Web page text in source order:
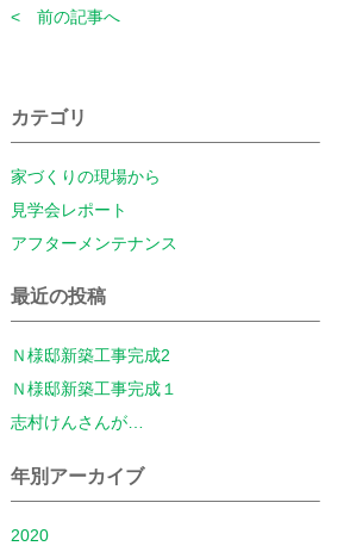
< 前の記事へ
カテゴリ
家づくりの現場から
見学会レポート
アフターメンテナンス
最近の投稿
Ｎ様邸新築工事完成2
Ｎ様邸新築工事完成１
志村けんさんが…
年別アーカイブ
2020